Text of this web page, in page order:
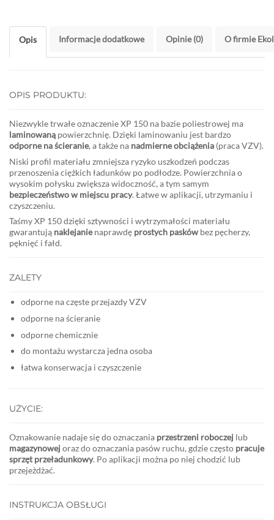
Opis Informacje dodatkowe Opinie (0) O firmie
OPIS PRODUKTU:
Niezwykle trwałe oznaczenie XP 150 na bazie poliestrowej ma
laminowaną powierzchnię. Dzięki laminowaniu jest bardzo
odporne na ścieranie, a także na nadmierne obciążenia (praca VZV).
Niski profil materiału zmniejsza ryzyko uszkodzeń podczas
przenoszenia ciężkich ładunków po podłodze. Powierzchnia o
wysokim połysku zwiększa widoczność, a tym samym
bezpieczeństwo w miejscu pracy. Łatwe w aplikacji, utrzymaniu i
czyszczeniu.
Taśmy XP 150 dzięki sztywności i wytrzymałości materiału
gwarantują naklejanienaprawdę prostych pasków bez pęcherzy,
pęknięć i fałd.
ZALETY
odporne na częste przejazdy VZV
odporne na ścieranie
odporne chemicznie
do montażu wystarcza jedna osoba
łatwa konserwacja i czyszczenie
UŻYCIE:
Oznakowanie nadaje się do oznaczania przestrzeni roboczej lub
magazynowejoraz do oznaczania pasów ruchu, gdzie często pracuje
sprzęt przeładunkowy. Po aplikacji można po niej chodzić lub
przejeżdżać.
INSTRUKCJA OBSŁUGI